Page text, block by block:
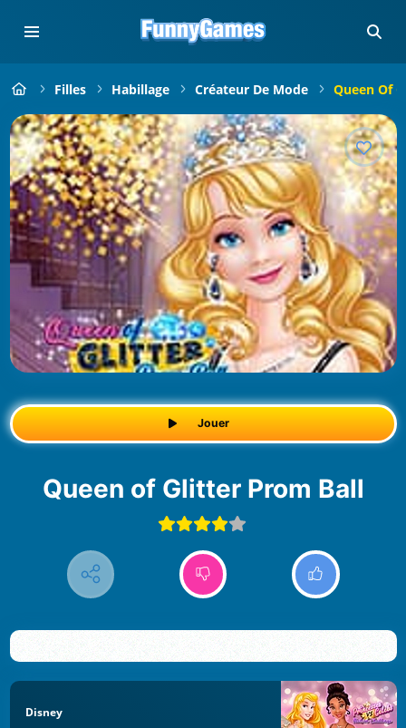
Filles Habillage Créateur De Mode Queen Of
Jouer
Queen of Glitter Prom Ball
Disney